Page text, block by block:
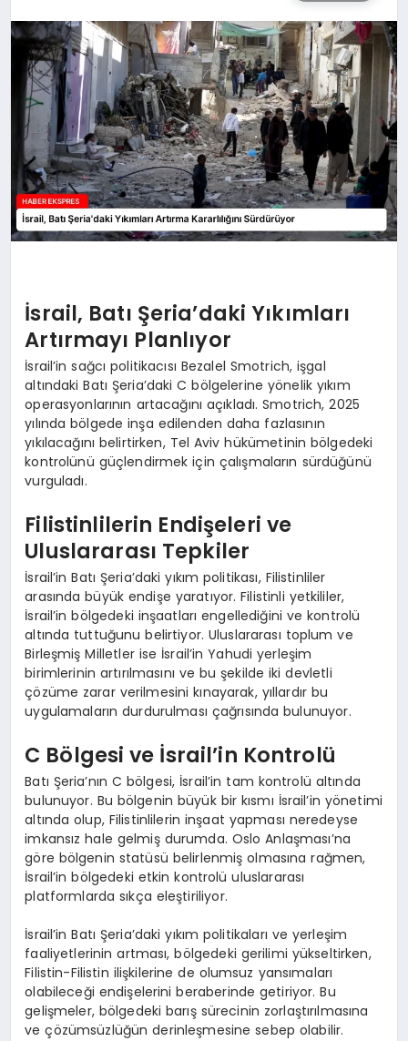
İsrail, Batı Şeria’daki Yıkımları
Artırmayı Planlıyor
İsrail’in sağcı politikacısı Bezalel Smotrich, işgal
altındaki Batı Şeria’daki C bölgelerine yönelik yıkım
operasyonlarının artacağını açıkladı. Smotrich, 2025
yılında bölgede inşa edilenden daha fazlasının
yıkılacağını belirtirken, Tel Aviv hükümetinin bölgedeki
kontrolünü güçlendirmek için çalışmaların sürdüğünü
vurguladı.
Filistinlilerin Endişeleri ve
Uluslararası Tepkiler
İsrail’in Batı Şeria’daki yıkım politikası, Filistinliler
arasında büyük endişe yaratıyor. Filistinli yetkililer,
İsrail’in bölgedeki inşaatları engellediğini ve kontrolü
altında tuttuğunu belirtiyor. Uluslararası toplum ve
Birleşmiş Milletler ise İsrail’in Yahudi yerleşim
birimlerinin artırılmasını ve bu şekilde iki devletli
çözüme zarar verilmesini kınayarak, yıllardır bu
uygulamaların durdurulması çağrısında bulunuyor.
C Bölgesi ve İsrail’in Kontrolü
Batı Şeria’nın C bölgesi, İsrail’in tam kontrolü altında
bulunuyor. Bu bölgenin büyük bir kısmı İsrail’in yönetimi
altında olup, Filistinlilerin inşaat yapması neredeyse
imkansız hale gelmiş durumda. Oslo Anlaşması’na
göre bölgenin statüsü belirlenmiş olmasına rağmen,
İsrail’in bölgedeki etkin kontrolü uluslararası
platformlarda sıkça eleştiriliyor.
İsrail’in Batı Şeria’daki yıkım politikaları ve yerleşim
faaliyetlerinin artması, bölgedeki gerilimi yükseltirken,
Filistin-Filistin ilişkilerine de olumsuz yansımaları
olabileceği endişelerini beraberinde getiriyor. Bu
gelişmeler, bölgedeki barış sürecinin zorlaştırılmasına
ve çözümsüzlüğün derinleşmesine sebep olabilir.